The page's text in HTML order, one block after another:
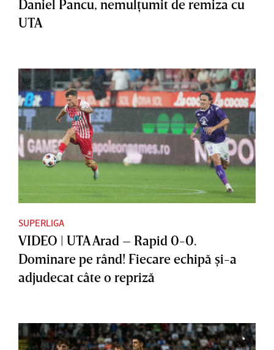
Daniel Pancu, nemulţumit de remiza cu
UTA
SUPERLIGA
VIDEO | UTA Arad – Rapid 0-0.
Dominare pe rând! Fiecare echipă şi-a
adjudecat câte o repriză